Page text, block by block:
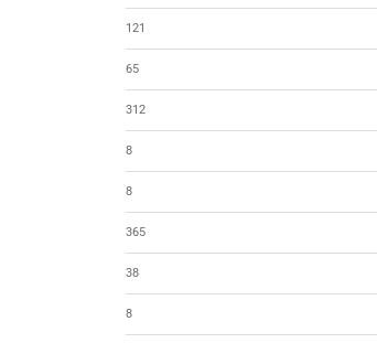
121
65
312
8
8
365
38
8